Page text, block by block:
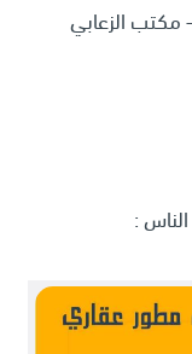
مكتب الزعابي
: